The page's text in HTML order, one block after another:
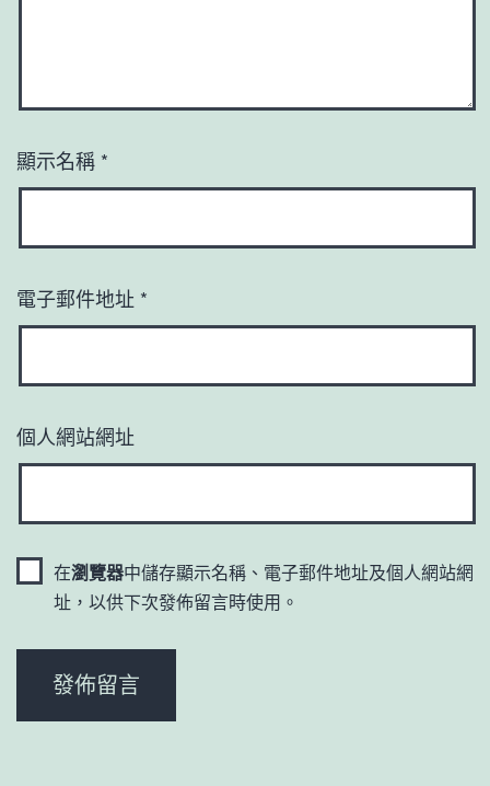
顯示名稱 *
電子郵件地址 *
個人網站網址
在瀏覽器中儲存顯示名稱、電子郵件地址及個人網站網
址，以供下次發佈留言時使用。